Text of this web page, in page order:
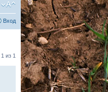
Вход
1 из 1